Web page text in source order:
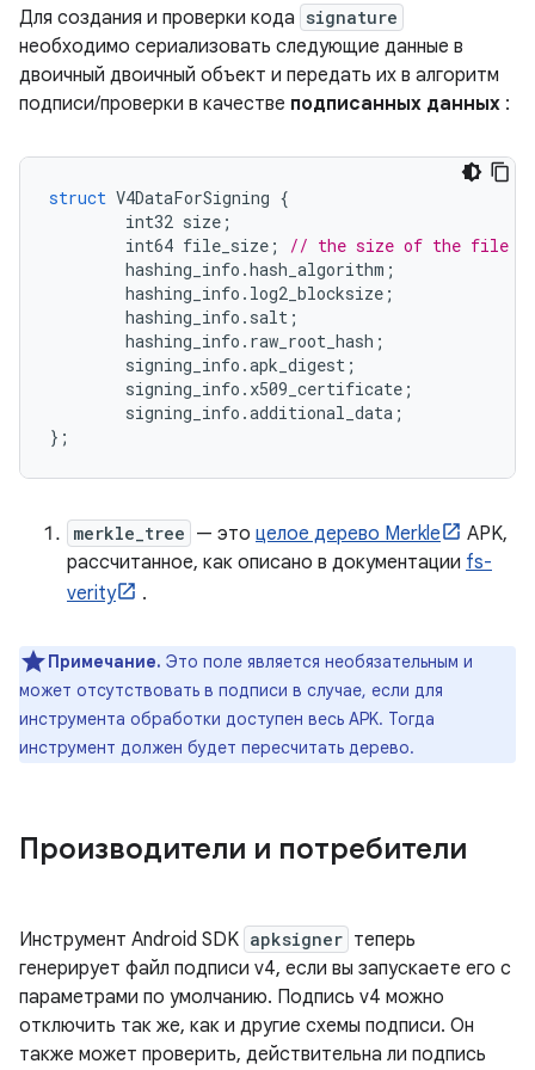
Для создания и проверки кода signature
необходимо сериализовать следующие данные в
двоичный двоичный объект и передать их в алгоритм
подписи/проверки в качестве подписанных данных :
struct V4DataForSigning {
int32 size ;
int64 file_size ;
// the size of the file
hashing_info .hash_algorithm ;
hashing_info . log2_blocksize ;
hashing_info . salt ;
hashing_info . raw_root_hash ;
signing_info .apk_digest ;
signing_info . x509_certificate ;
signing_info .additional_data ;
};
merkle_tree — это целое дерево Merkle
APK,
рассчитанное, как описано в документации fs-
verity
.
Примечание. Это поле является необязательным и
может отсутствовать в подписи в случае, если для
инструмента обработки доступен весь APK. Тогда
инструмент должен будет пересчитать дерево.
Производители и потребители
Инструмент Android SDK apksigner теперь
генерирует файл подписи v4, если вы запускаете его с
параметрами по умолчанию. Подпись v4 можно
отключить так же, как и другие схемы подписи. Он
также может проверить, действительна ли подпись